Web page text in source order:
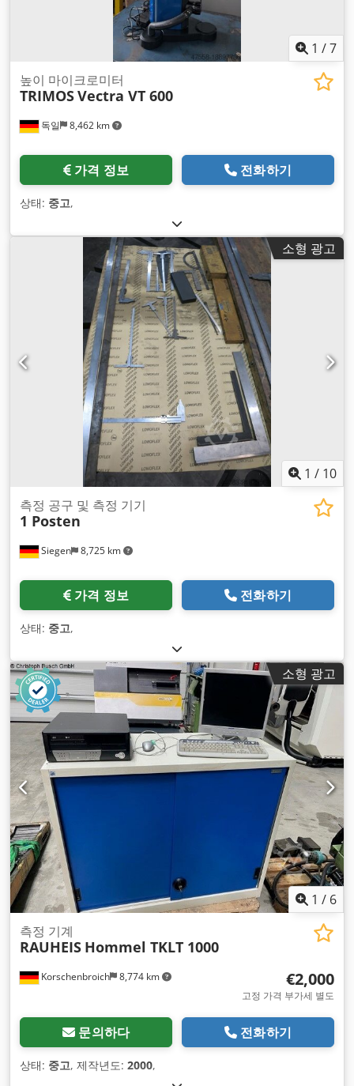
1 /7
독일 8,462 km
높이 마이크로미터
TRIMOSVectra VT 600
가격 정보 전화하기
상태: 중고,
소형 광고
1 / 10
Siegen 8,725 km
측정 공구 및 측정 기기
1 Posten
가격 정보 전화하기
상태: 중고,
소형 광고
1 / 6
Korschenbroich 8,774 km
측정 기계
RAUHEIS Hommel TKLT 1000
€2,000
고정 가격 부가세 별도
문의하다 전화하기
상태: 중고, 제작년도: 2000,